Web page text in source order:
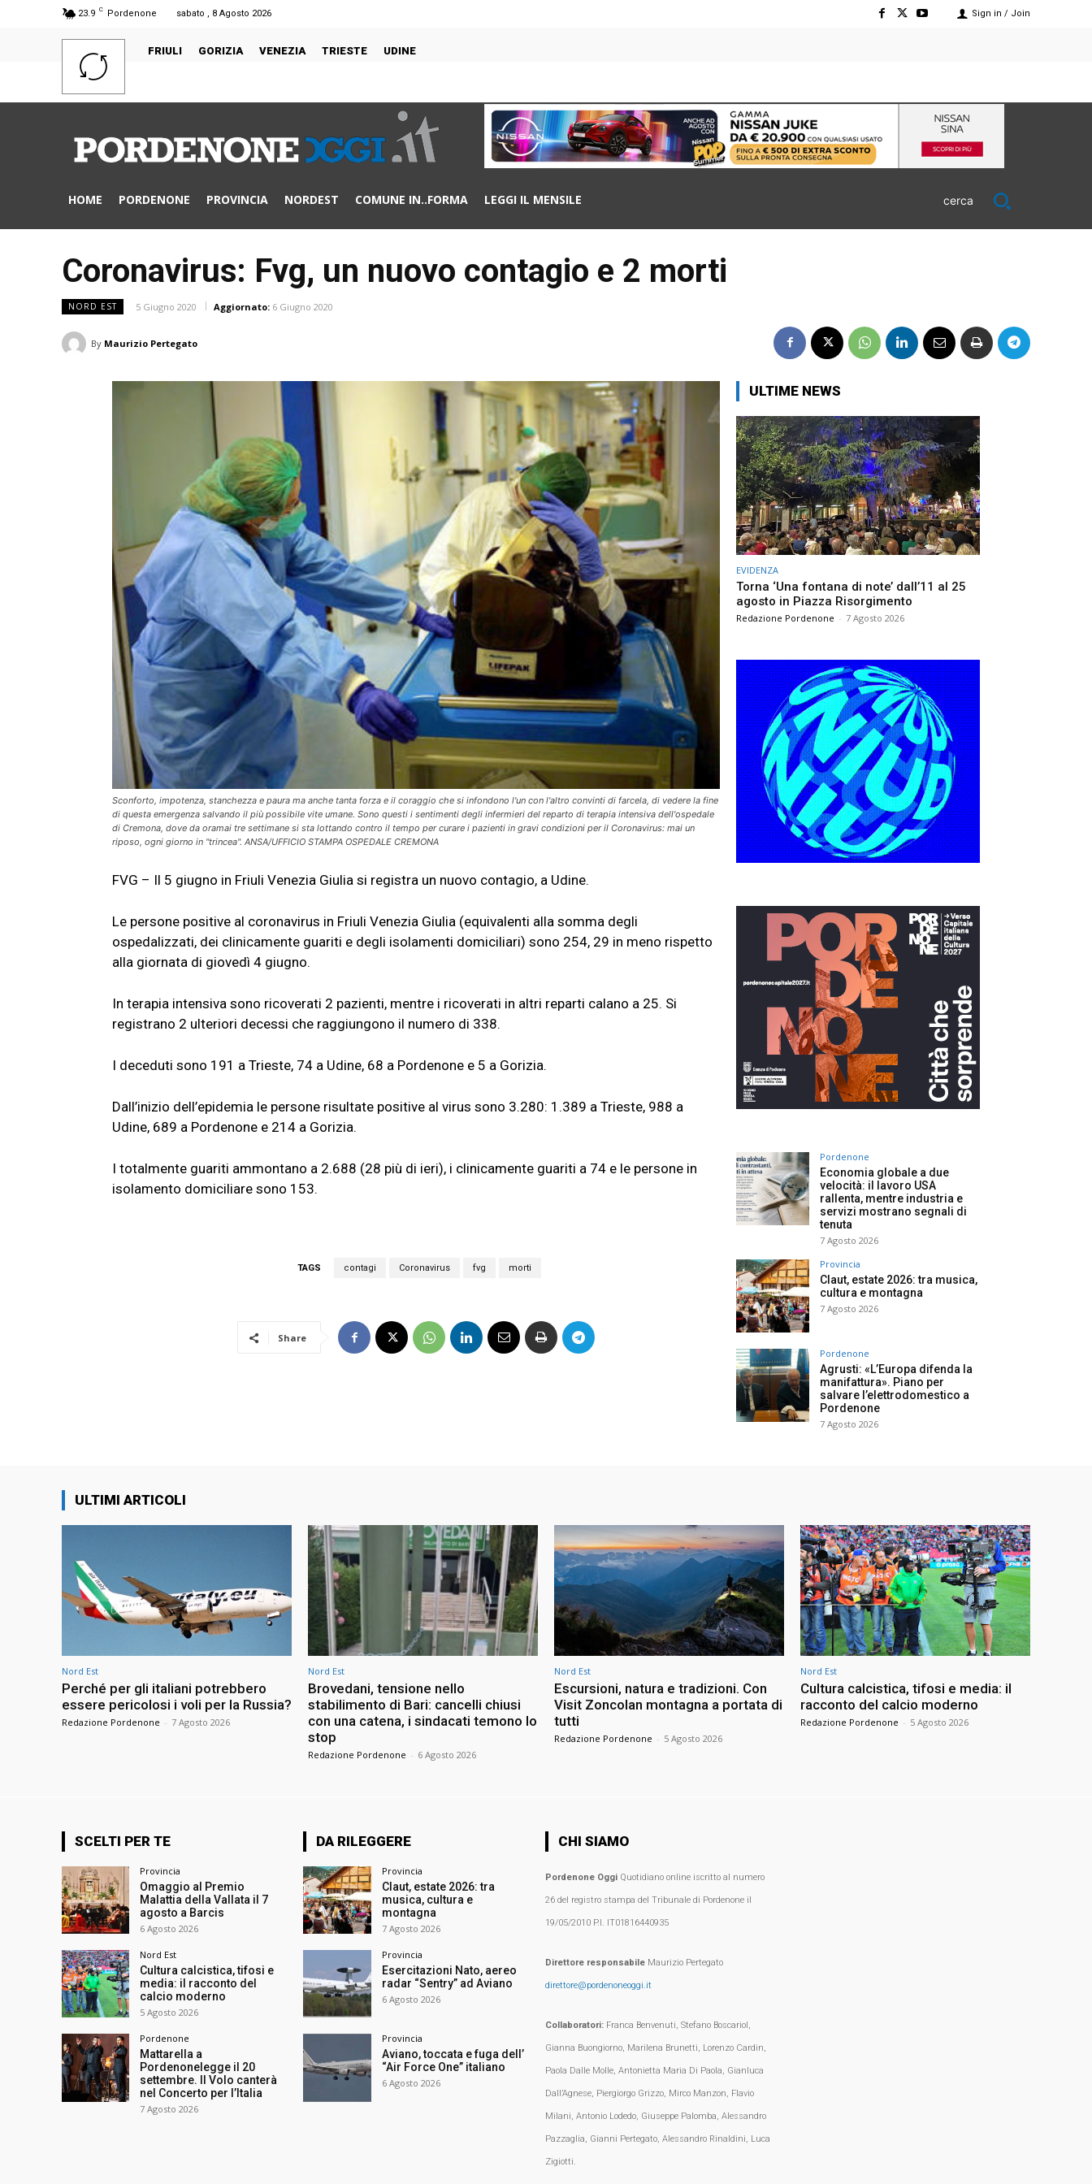
23.9 C Pordenone sabato , 8 Agosto 2026 Sign in / Join
FRIULI GORIZIA VENEZIA TRIESTE UDINE
HOME PORDENONE PROVINCIA NORDEST COMUNE IN..FORMA LEGGI IL MENSILE cerca
Coronavirus: Fvg, un nuovo contagio e 2 morti
NORD EST 5 Giugno 2020 Aggiornato: 6 Giugno 2020
By Maurizio Pertegato
Sconforto, impotenza, stanchezza e paura ma anche tanta forza e il coraggio che si infondono l'un con l'altro convinti di farcela, di vedere la fine
di questa emergenza salvando il più possibile vite umane. Sono questi i sentimenti degli infermieri del reparto di terapia intensiva dell'ospedale
di Cremona, dove da oramai tre settimane si sta lottando contro il tempo per curare i pazienti in gravi condizioni per il Coronavirus: mai un
riposo, ogni giorno in "trincea". ANSA/UFFICIO STAMPA OSPEDALE CREMONA
FVG – Il 5 giugno in Friuli Venezia Giulia si registra un nuovo contagio, a Udine.
Le persone positive al coronavirus in Friuli Venezia Giulia (equivalenti alla somma degli
ospedalizzati, dei clinicamente guariti e degli isolamenti domiciliari) sono 254, 29 in meno rispetto
alla giornata di giovedì 4 giugno.
In terapia intensiva sono ricoverati 2 pazienti, mentre i ricoverati in altri reparti calano a 25. Si
registrano 2 ulteriori decessi che raggiungono il numero di 338.
I deceduti sono 191 a Trieste, 74 a Udine, 68 a Pordenone e 5 a Gorizia.
Dall’inizio dell’epidemia le persone risultate positive al virus sono 3.280: 1.389 a Trieste, 988 a
Udine, 689 a Pordenone e 214 a Gorizia.
I totalmente guariti ammontano a 2.688 (28 più di ieri), i clinicamente guariti a 74 e le persone in
isolamento domiciliare sono 153.
TAGS contagi Coronavirus fvg morti
Share
ULTIME NEWS
EVIDENZA
Torna ‘Una fontana di note’ dall’11 al 25
agosto in Piazza Risorgimento
Redazione Pordenone - 7 Agosto 2026
Pordenone
Economia globale a due
velocità: il lavoro USA
rallenta, mentre industria e
servizi mostrano segnali di
tenuta
7 Agosto 2026
Provincia
Claut, estate 2026: tra musica,
cultura e montagna
7 Agosto 2026
Pordenone
Agrusti: «L’Europa difenda la
manifattura». Piano per
salvare l’elettrodomestico a
Pordenone
7 Agosto 2026
ULTIMI ARTICOLI
Nord Est
Perché per gli italiani potrebbero
essere pericolosi i voli per la Russia?
Redazione Pordenone - 7 Agosto 2026
Nord Est
Brovedani, tensione nello
stabilimento di Bari: cancelli chiusi
con una catena, i sindacati temono lo
stop
Redazione Pordenone - 6 Agosto 2026
Nord Est
Escursioni, natura e tradizioni. Con
Visit Zoncolan montagna a portata di
tutti
Redazione Pordenone - 5 Agosto 2026
Nord Est
Cultura calcistica, tifosi e media: il
racconto del calcio moderno
Redazione Pordenone - 5 Agosto 2026
SCELTI PER TE
Provincia
Omaggio al Premio
Malattia della Vallata il 7
agosto a Barcis
6 Agosto 2026
Nord Est
Cultura calcistica, tifosi e
media: il racconto del
calcio moderno
5 Agosto 2026
Pordenone
Mattarella a
Pordenonelegge il 20
settembre. Il Volo canterà
nel Concerto per l’Italia
7 Agosto 2026
DA RILEGGERE
Provincia
Claut, estate 2026: tra
musica, cultura e
montagna
7 Agosto 2026
Provincia
Esercitazioni Nato, aereo
radar “Sentry” ad Aviano
6 Agosto 2026
Provincia
Aviano, toccata e fuga dell’
“Air Force One” italiano
6 Agosto 2026
CHI SIAMO
Pordenone OggiQuotidiano online iscritto al numero
26 del registro stampa del Tribunale di Pordenone il
19/05/2010 P.I. IT01816440935
Direttore responsabileMaurizio Pertegato
direttore@pordenoneoggi.it
Collaboratori:Franca Benvenuti, Stefano Boscariol,
Gianna Buongiorno, Marilena Brunetti, Lorenzo Cardin,
Paola Dalle Molle, Antonietta Maria Di Paola, Gianluca
Dall’Agnese, Piergiorgo Grizzo, Mirco Manzon, Flavio
Milani, Antonio Lodedo, Giuseppe Palomba, Alessandro
Pazzaglia, Gianni Pertegato, Alessandro Rinaldini, Luca
Zigiotti.